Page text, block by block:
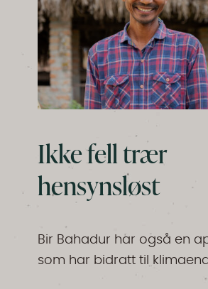
Ikke fell trær
hensynsløst
Bir Bahadur har også en
som har bidratt til